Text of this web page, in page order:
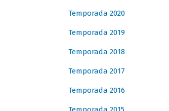
Temporada 2020
Temporada 2019
Temporada 2018
Temporada 2017
Temporada 2016